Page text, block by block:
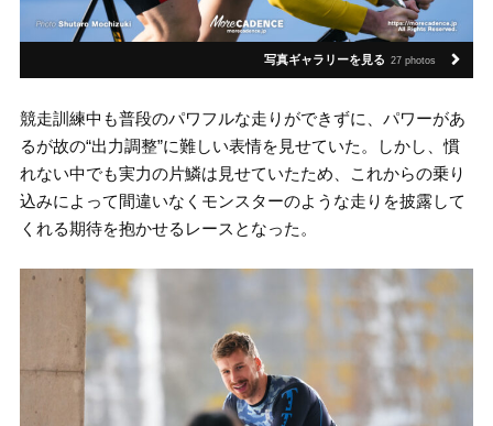
写真ギャラリーを見る 27 photos
競走訓練中も普段のパワフルな走りができずに、パワーがあ
るが故の“出力調整”に難しい表情を見せていた。しかし、慣
れない中でも実力の片鱗は見せていたため、これからの乗り
込みによって間違いなくモンスターのような走りを披露して
くれる期待を抱かせるレースとなった。